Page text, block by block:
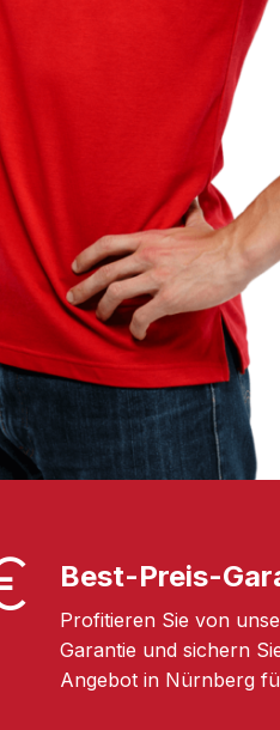
Best-Preis-
Profitieren Sie von
Garantie und sichern
Angebot in Nürnberg